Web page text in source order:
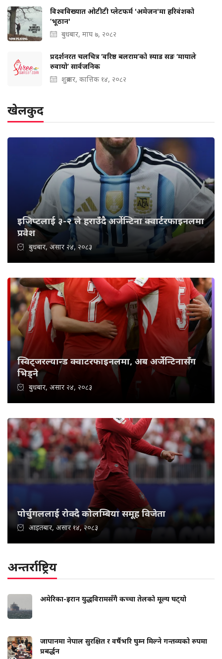
विश्वविख्यात ओटीटी प्लेटफर्म 'अमेजन'मा हरिवंशको
‘भूठान'
बुधबार, माघ ७, २०८२
प्रदर्शनरत चलचित्र ‘वरिष्ठ बलराम’को स्याड सङ ‘मायाले
रुवायो’ सार्वजनिक
शुक्रबार, कात्तिक १४, २०८२
खेलकुद
इजिप्टलाई ३-२ ले हराउँदै अर्जेन्टिना क्वार्टरफाइनलमा
प्रवेश
बुधबार, असार २४, २०८३
स्विट्जरल्यान्ड क्वाटरफाइनलमा, अब अर्जेन्टिनासँग
भिड्ने
बुधबार, असार २४, २०८३
पोर्चुगललाई रोक्दै कोलम्बिया समूह विजेता
आइतबार, असार १४, २०८३
अन्तर्राष्ट्रिय
अमेरिका-इरान युद्धविरामसँगै कच्चा तेलको मूल्य घट्‍यो
जापानमा नेपाल सुरक्षित र वर्षैभरि घुम्न मिल्ने गन्तव्यको रुपमा
प्रबर्द्धन